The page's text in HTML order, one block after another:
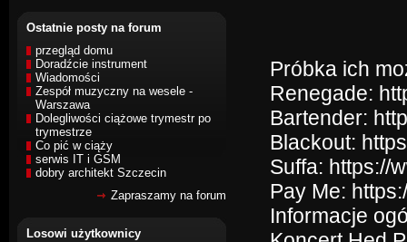
Ostatnie posty na forum
przegląd domu
Doradźcie instrument
Wiadomości
Zespół muzyczny na wesele -
Warszawa
Dolegliwości ciążowe trymestr po
trymestrze
Co pić w ciąży
serwis IT i GSM
dobry architekt Szczecin
Zapraszamy na forum
Losowi użytkownicy
Próbka ich
Renegade:
Bartender:
Blackout:
Suffa: https://
Pay Me:
Informacje